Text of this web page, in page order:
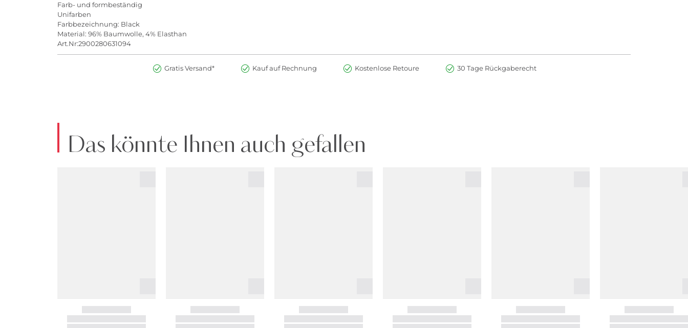
Farb- und formbeständig
Unifarben
Farbbezeichnung: Black
Material: 96% Baumwolle, 4% Elasthan
Art.Nr:2900280631094
Gratis Versand* Kauf auf Rechnung Kostenlose Retoure 30 Tage Rückgaberecht
Das könnte Ihnen auch gefallen